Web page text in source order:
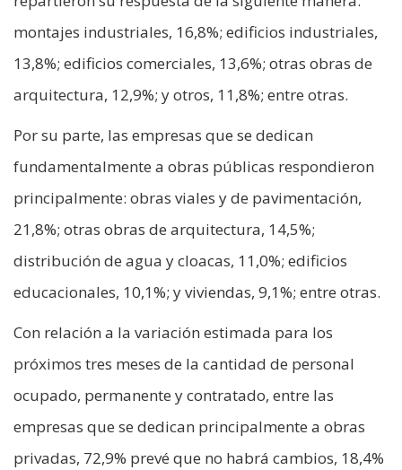
montajes industriales, 16,8%; edificios industriales,
13,8%; edificios comerciales, 13,6%; otras obras de
arquitectura, 12,9%; y otros, 11,8%; entre otras.
Por su parte, las empresas que se dedican
fundamentalmente a obras públicas respondieron
principalmente: obras viales y de pavimentación,
21,8%; otras obras de arquitectura, 14,5%;
distribución de agua y cloacas, 11,0%; edificios
educacionales, 10,1%; y viviendas, 9,1%; entre otras.
Con relación a la variación estimada para los
próximos tres meses de la cantidad de personal
ocupado, permanente y contratado, entre las
empresas que se dedican principalmente a obras
privadas, 72,9% prevé que no habrá cambios, 18,4%